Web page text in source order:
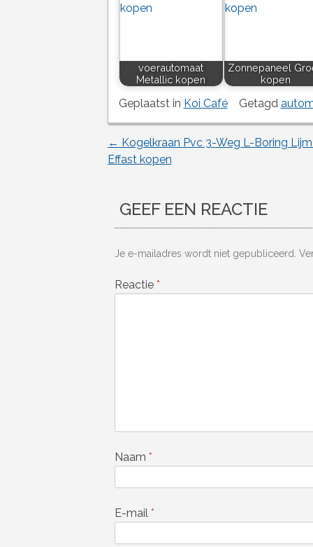
voerautomaat
Metallic kopen
Zonnepaneel
kopen
Geplaatst in Koi Café Getagd
Berichtnavigatie
← Kogelkraan Pvc 3-Weg L-Boring
Effast kopen
GEEF EEN REACTIE
Je e-mailadres wordt niet gepubliceerd.
Reactie *
Naam *
E-mail *